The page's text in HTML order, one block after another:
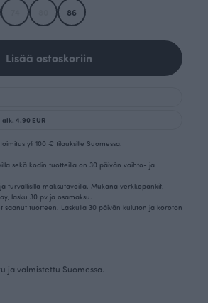
86
Lisää ostoskoriin
alk. 4.90 EUR
yli 100 € tilauksille Suomessa.
sekä kodin tuotteilla on 30 päivän vaihto- ja
turvallisilla maksutavoilla. Mukana verkkopankit,
lasku 30 pv ja osamaksu.
saanut tuotteen. Laskulla 30 päivän kuluton ja koroton
ja valmistettu Suomessa.